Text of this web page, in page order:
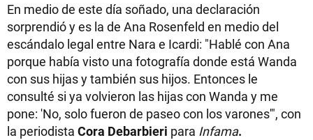
En medio de este día soñado, una declaración
sorprendió y es la de Ana Rosenfeld en medio del
escándalo legal entre Nara e Icardi: "Hablé con Ana
porque había visto una fotografía donde está Wanda
con sus hijas y también sus hijos. Entonces le
consulté si ya volvieron las hijas con Wanda y me
pone: 'No, solo fueron de paseo con los varones'", con
la periodista Cora Debarbieri para Infama.